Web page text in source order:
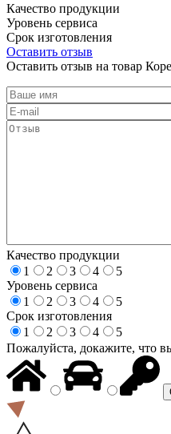
Качество продукции
Уровень сервиса
Срок изготовления
Оставить отзыв
Оставить отзыв на товар
Качество продукции
1
2 3 4
5
Уровень сервиса
1
2 3 4
5
Срок изготовления
1
2 3 4
5
Пожалуйста, докажите, что